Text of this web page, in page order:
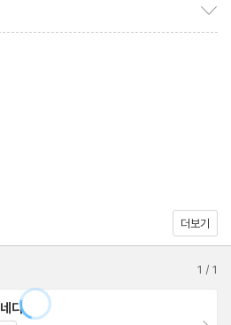
경험을 바탕으로 왕성한 창작활동을
삶을 통해 만나게 되는 사랑에 대해 매우
던지는 소설이다. 이 소설의 주인공 이
의 기혼 여성이고, 샘은 로스쿨 입학을
이다. 기혼 여성과 여행자인 대학생의
더보기
1 /1
디